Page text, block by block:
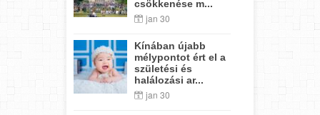
csökkenése m...
jan 30
Kínában újabb
mélypontot ért el a
születési és
halálozási ar...
jan 30